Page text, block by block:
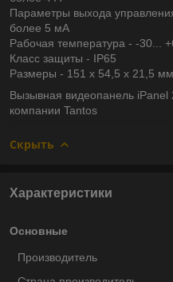
Параметры выхода
более 5 мА
Рабочая температура - -30...
Класс защиты - IP65
Размеры - 151 х 54,5 х 21,5 мм
Вызывная видеопанель iPanel
компании Tantos
Скрыть
Характеристики
Основные
Производитель